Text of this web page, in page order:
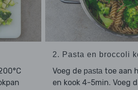
2. Pasta en broccoli
Voeg de pastatoe aan
en kook 4-5min. Voeg